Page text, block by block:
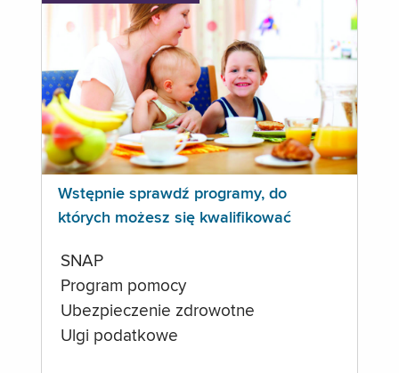
Wstępnie sprawdź programy, do
których możesz się kwalifikować
SNAP
Program pomocy
Ubezpieczenie zdrowotne
Ulgi podatkowe